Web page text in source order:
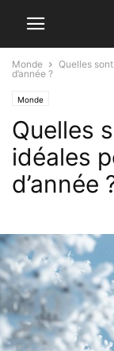
Monde
Quelles
d’année ?
Monde
Quelles
idéales
d’année